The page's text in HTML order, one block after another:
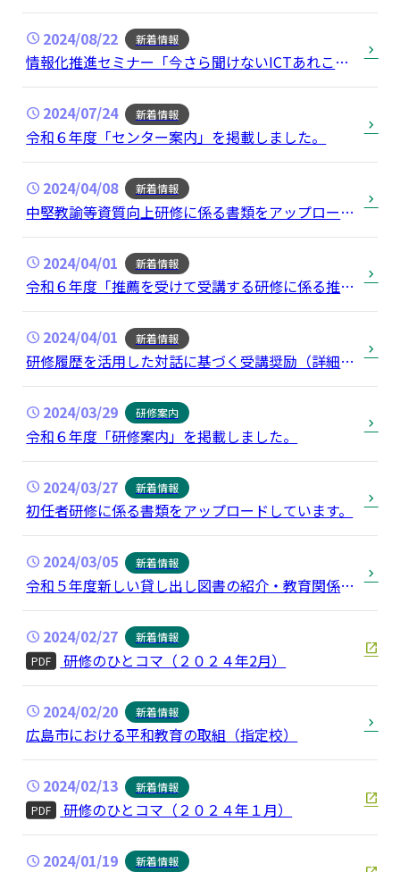
2024/08/22 新着情報
情報化推進セミナー「今さら聞けないICTあれこ
れ ICT基本用語・iPadの使い方」（令和６年７月
２９日実施）の動画を掲載しました。
2024/07/24 新着情報
令和６年度「センター案内」を掲載しました。
2024/04/08 新着情報
中堅教諭等資質向上研修に係る書類をアップロード
しました
2024/04/01
新着情報
令和６年度「推薦を受けて受講する研修に係る推薦
書」を掲載しました。
2024/04/01
新着情報
研修履歴を活用した対話に基づく受講奨励（詳細
版、Q&A）を更新しました。
2024/03/29
研修案内
令和６年度「研修案内」を掲載しました。
2024/03/27 新着情報
初任者研修に係る書類をアップロードしています。
2024/03/05 新着情報
令和５年度新しい貸し出し図書の紹介・教育関係資
料提供
2024/02/27
新着情報
PDF
研修のひとコマ（２０２４年2月）
2024/02/20 新着情報
広島市における平和教育の取組（指定校）
2024/02/13
新着情報
PDF
研修のひとコマ（２０２４年１月）
2024/01/19
新着情報